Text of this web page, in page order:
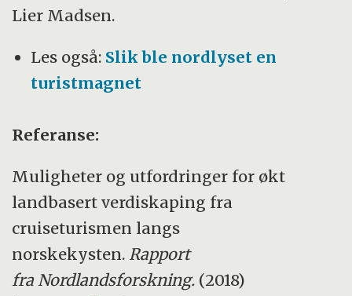
Lier Madsen.
Les også: Slik ble nordlyset en
turistmagnet
Referanse:
Muligheter og utfordringer for økt
landbasert verdiskaping fra
cruiseturismen langs
norskekysten. Rapport
fra Nordlandsforskning. (2018)